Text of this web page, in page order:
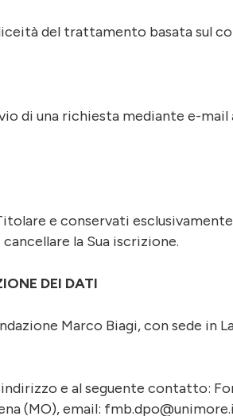
del trattamento basata sul
di una richiesta mediante e-mail
e conservati
la Sua iscrizione.
DEI DATI
Marco Biagi, con sede in
e al seguente contatto:
(MO), email: